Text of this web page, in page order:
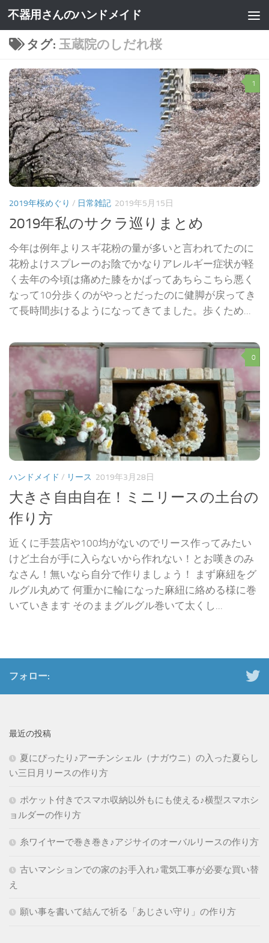
不器用さんのハンドメイド
タグ: 玉蔵院のしだれ桜
1
2019年桜めぐり / 日常雑記 2019年5月15日
2019年私のサクラ巡りまとめ
今年は例年よりスギ花粉の量が多いと言われてたのに
花粉よけスプレーのお陰でかなりアレルギー症状が軽
く去年の今頃は痛めた膝をかばってあちらこちら悪く
なって10分歩くのがやっとだったのに健脚が戻ってき
て長時間歩けるようになってきてました。歩くため...
0
ハンドメイド / リース 2019年3月28日
大きさ自由自在！ミニリースの土台の
作り方
近くに手芸店や100均がないのでリース作ってみたい
けど土台が手に入らないから作れない！とお嘆きのみ
なさん！無いなら自分で作りましょう！ まず麻紐をグ
ルグル丸めて 何重かに輪になった麻紐に絡める様に巻
いていきます そのままグルグル巻いて太くし...
フォロー:
最近の投稿
夏にぴったり♪アーチンシェル（ナガウニ）の入った夏らし
い三日月リースの作り方
ポケット付きでスマホ収納以外もにも使える♪横型スマホシ
ョルダーの作り方
糸ワイヤーで巻き巻き♪アジサイのオーバルリースの作り方
古いマンションでの家のお手入れ♪電気工事が必要な買い替
え
願い事を書いて結んで祈る「あじさい守り」の作り方